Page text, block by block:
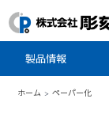
製品情報
ホーム ペーパー化